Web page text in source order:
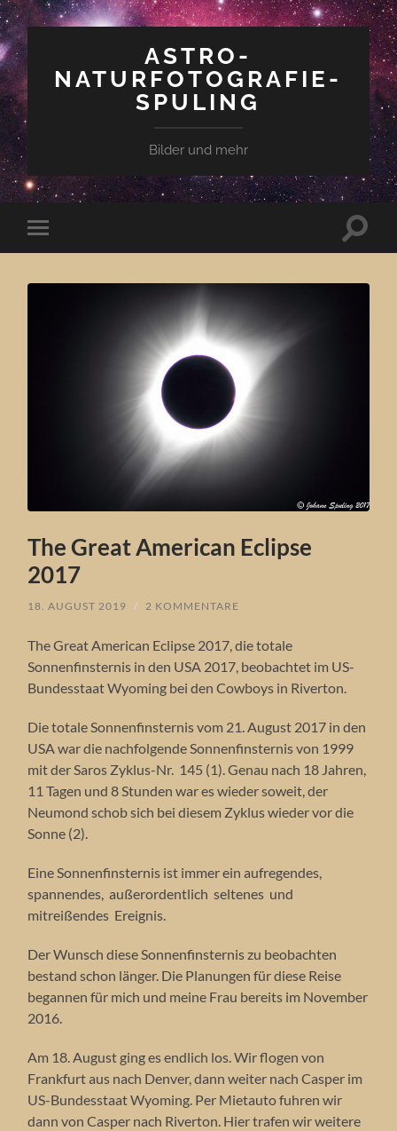
ASTRO-
NATURFOTOGRAFIE-
SPULING
Bilder und mehr
Mobile-
Menü
The Great American Eclipse
2017
18. AUGUST 2019 / 2 KOMMENTARE
The Great American Eclipse 2017, die totale
Sonnenfinsternis in den USA 2017, beobachtet im US-
Bundesstaat Wyoming bei den Cowboys in Riverton.
Die totale Sonnenfinsternis vom 21. August 2017 in den
USA war die nachfolgende Sonnenfinsternis von 1999
mit der Saros Zyklus-Nr. 145 (1). Genau nach 18 Jahren,
11 Tagen und 8 Stunden war es wieder soweit, der
Neumond schob sich bei diesem Zyklus wieder vor die
Sonne (2).
Eine Sonnenfinsternis ist immer ein aufregendes,
spannendes, außerordentlich seltenes und
mitreißendes Ereignis.
Der Wunsch diese Sonnenfinsternis zu beobachten
bestand schon länger. Die Planungen für diese Reise
begannen für mich und meine Frau bereits im November
2016.
Am 18. August ging es endlich los. Wir flogen von
Frankfurt aus nach Denver, dann weiter nach Casper im
US-Bundesstaat Wyoming. Per Mietauto fuhren wir
dann von Casper nach Riverton. Hier trafen wir weitere